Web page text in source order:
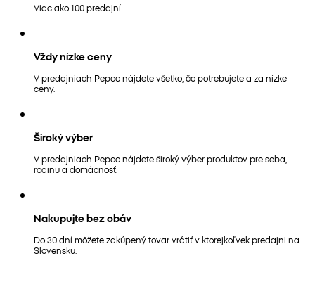
Viac ako 100 predajní.
Vždy nízke ceny
V predajniach Pepco nájdete všetko, čo potrebujete a za nízke
ceny.
Široký výber
V predajniach Pepco nájdete široký výber produktov pre seba,
rodinu a domácnosť.
Nakupujte bez obáv
Do 30 dní môžete zakúpený tovar vrátiť v ktorejkoľvek predajni na
Slovensku.